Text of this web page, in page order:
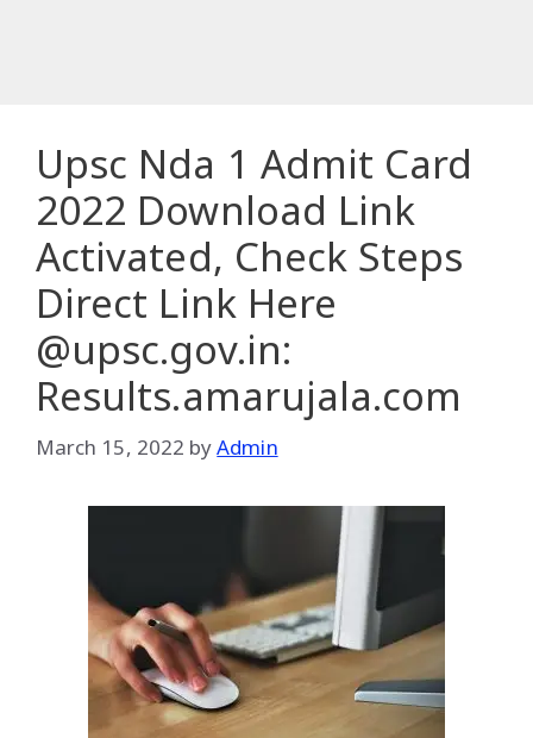
Upsc Nda 1 Admit Card
2022 Download Link
Activated, Check Steps
Direct Link Here
@upsc.gov.in:
Results.amarujala.com
March 15, 2022 byAdmin